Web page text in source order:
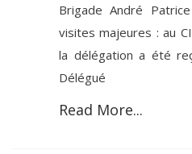
Brigade André
visites majeures : au
la délégation a été
Délégué
Read More...